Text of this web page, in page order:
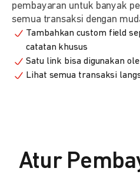
pembayaran untuk banyak
semua transaksi dengan
Tambahkan custom field
catatan khusus
Satu link bisa digunakan
Lihat semua transaksi
Atur